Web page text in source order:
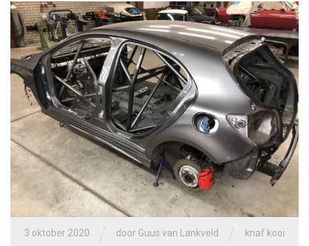
3 oktober 2020 door Guus van Lankveld knaf kooi